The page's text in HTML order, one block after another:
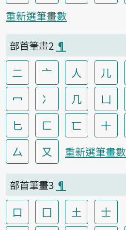
重新選筆畫數
部首筆畫2 ¶
二 亠 人 儿
冖
冫 几 凵
匕
匚 匸 十
厶
又 重新選筆畫數
部首筆畫3 ¶
口 囗 土 士